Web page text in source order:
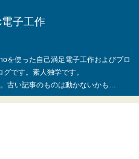
子工作
を使った自己満足電子工作およびプロ
です。素人独学です。